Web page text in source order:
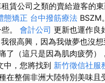
賃公司之類的賣給遊客的東
態矯正 台中撥筋療法 BSZM
。 會計公司 更新也運作良
我很高興，因為我做夢也沒
了（這只是因為肌肉疲勞
中，您將找到 新竹徵信社服
在整個非洲大陸特別美味且